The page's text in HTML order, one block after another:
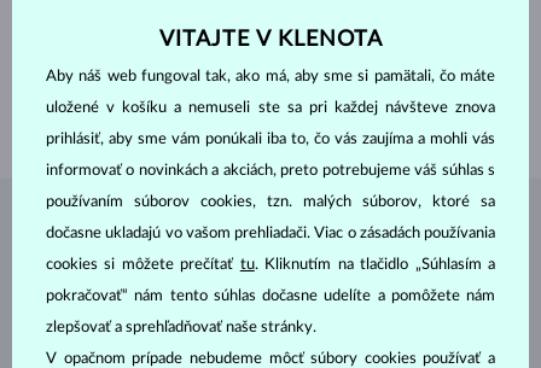
VÝŠKA5.0 mm
1.40 mm
ŠPERKY ZATELIÉRU KLENOTA
VITAJTE V KLENOTA
Aby náš web fungoval tak, ako má, aby sme si pamätali, čo máte
uložené v košíku a nemuseli ste sa pri každej návšteve znova
prihlásiť, aby sme vám ponúkali iba to, čo vás zaujíma a mohli vás
informovať o novinkách a akciách, preto potrebujeme váš súhlas s
používaním súborov cookies, tzn. malých súborov, ktoré sa
dočasne ukladajú vo vašom prehliadači. Viac o zásadách používania
cookies si môžete prečítať tu. Kliknutím na tlačidlo „Súhlasím a
pokračovať“ nám tento súhlas dočasne udelíte a pomôžete nám
zlepšovať a sprehľadňovať naše stránky.
V opačnom prípade nebudeme môcť súbory cookies používať a